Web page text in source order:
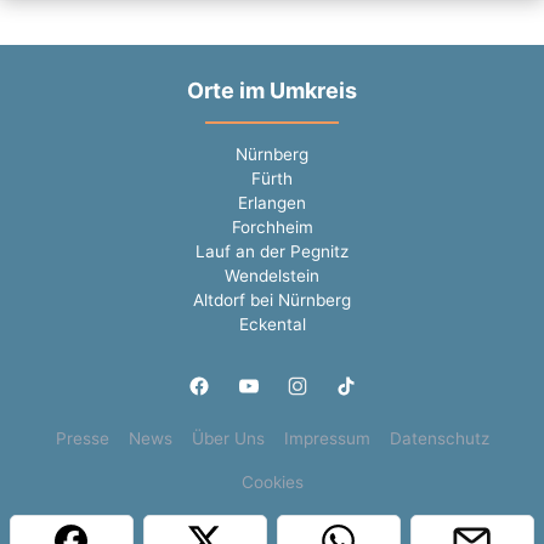
Orte im Umkreis
Nürnberg
Fürth
Erlangen
Forchheim
Lauf an der Pegnitz
Wendelstein
Altdorf bei Nürnberg
Eckental
Presse News Über Uns Impressum Datenschutz
Cookies